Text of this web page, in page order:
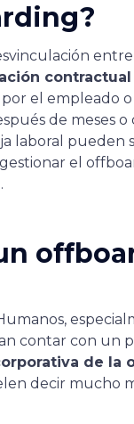
el empleado
de meses o
laboral pueden
el
contar con un
de la
decir mucho